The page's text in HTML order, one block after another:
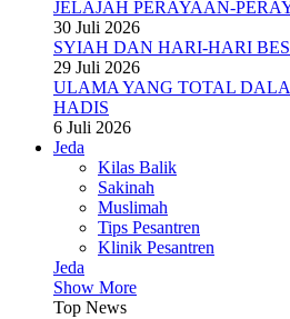
JELAJAH PERAYAAN-
30 Juli 2026
SYIAH DAN HARI-HARI
29 Juli 2026
ULAMA YANG TOTAL
HADIS
6 Juli 2026
Jeda
Kilas Balik
Sakinah
Muslimah
Tips Pesantren
Klinik Pesantren
Jeda
Show More
Top News